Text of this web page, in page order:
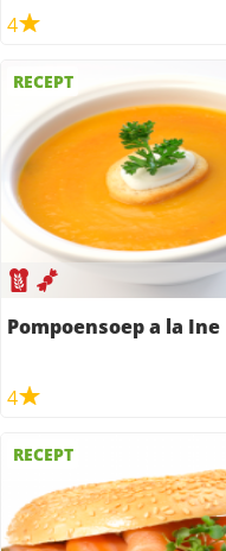
4
RECEPT
Pompoensoep a la Ine
4
RECEPT